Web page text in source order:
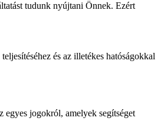
tudunk nyújtani Önnek. Ezért
és az illetékes hatóságokkal
egyes jogokról, amelyek segítséget